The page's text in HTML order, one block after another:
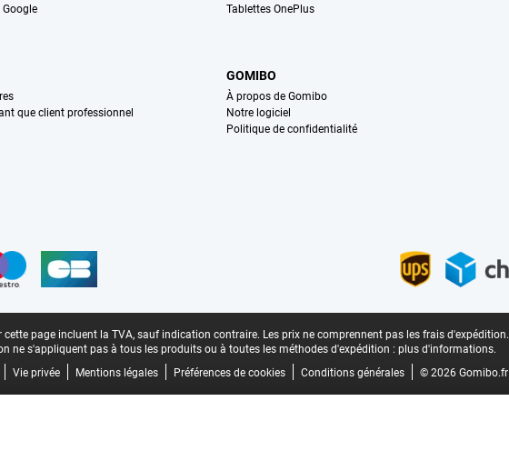
Tablettes OnePlus
que client professionnel
GOMIBO
À propos de Gomibo
Notre logiciel
Politique de confidentialité
cette page incluent la TVA, sauf indication contraire. Les prix ne comprennent pas les frais d'expédition.
ne s'appliquent pas à tous les produits ou à toutes les méthodes d'expédition : plus d'informations.
Vie privée Mentions légales Préférences de cookies Conditions générales © 2026 Gomibo.fr